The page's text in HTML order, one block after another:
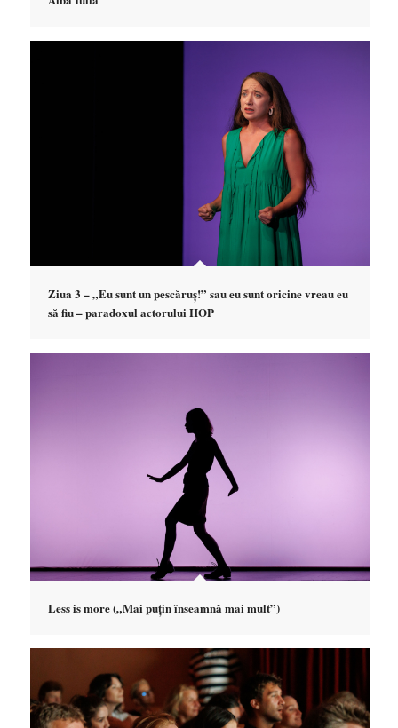
Ziua 3 – „Eu sunt un pescăruș!” sau eu sunt oricine vreau eu
să fiu – paradoxul actorului HOP
Less is more („Mai puțin înseamnă mai mult”)